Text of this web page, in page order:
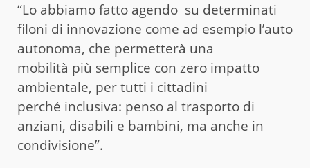
“Lo abbiamo fatto agendo su determinati
filoni di innovazione come ad esempio l’auto
autonoma, che permetterà una
mobilità più semplice con zero impatto
ambientale, per tutti i cittadini
perché inclusiva: penso al trasporto di
anziani, disabili e bambini, ma anche in
condivisione”.